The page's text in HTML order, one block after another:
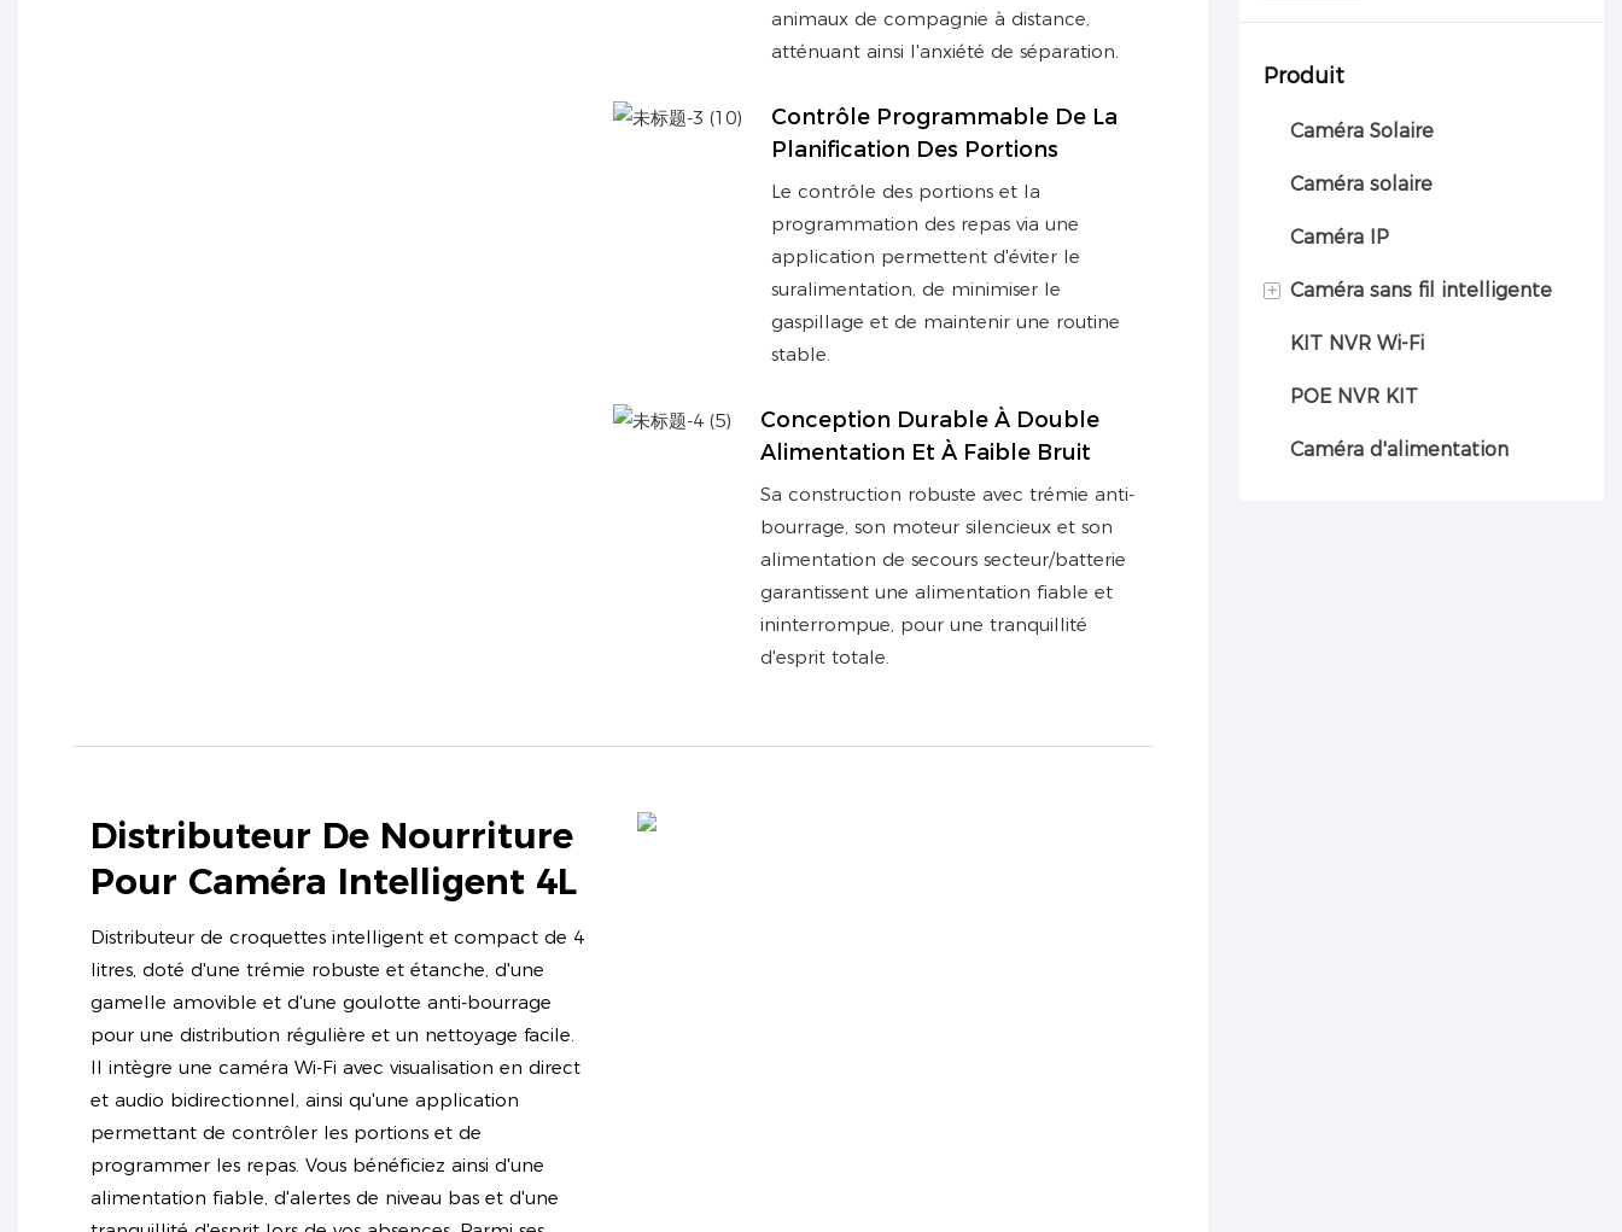
animaux de compagnie à distance,
atténuant ainsi l'anxiété de séparation.
Contrôle Programmable De La
Planification Des Portions
Le contrôle des portions et la
programmation des repas via une
application permettent d'éviter le
suralimentation, de minimiser le
gaspillage et de maintenir une routine
stable.
Conception Durable À Double
Alimentation Et À Faible Bruit
Sa construction robuste avec trémie anti-
bourrage, son moteur silencieux et son
alimentation de secours secteur/batterie
garantissent une alimentation fiable et
ininterrompue, pour une tranquillité
d'esprit totale.
Distributeur De Nourriture
Pour Caméra Intelligent 4L
Distributeur de croquettes intelligent et compact de 4
litres, doté d'une trémie robuste et étanche, d'une
gamelle amovible et d'une goulotte anti-bourrage
pour une distribution régulière et un nettoyage facile.
Il intègre une caméra Wi-Fi avec visualisation en direct
et audio bidirectionnel, ainsi qu'une application
permettant de contrôler les portions et de
programmer les repas. Vous bénéficiez ainsi d'une
alimentation fiable, d'alertes de niveau bas et d'une
Produit
Caméra Solaire
Caméra solaire
Caméra IP
+ Caméra sans fil intelligente
Caméra automobile
KIT NVR Wi-Fi
POE NVR KIT
Caméra d'alimentation